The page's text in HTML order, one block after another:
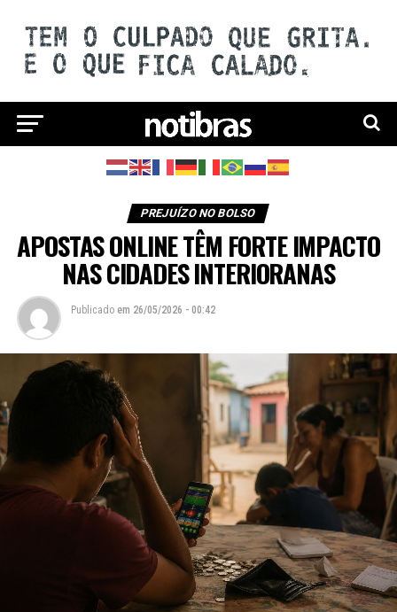
PREJUÍZO NO BOLSO
APOSTAS ONLINE TÊM FORTE IMPACTO
NAS CIDADES INTERIORANAS
Publicado em 26/05/2026 - 00:42